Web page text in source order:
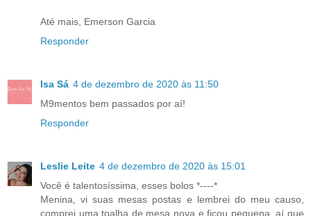
Até mais, Emerson Garcia
Responder
Isa Sá 4 de dezembro de 2020 às 11:50
M9mentos bem passados por aí!
Responder
Leslie Leite 4 de dezembro de 2020 às 15:01
Você é talentosíssima, esses bolos *----*
Menina, vi suas mesas postas e lembrei do meu causo,
comprei uma toalha de mesa nova e ficou pequena, aí que